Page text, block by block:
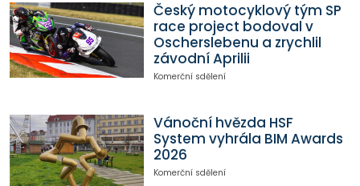
Český motocyklový tým SP
race project bodoval v
Oscherslebenu a zrychlil
závodní Aprilii
Komerční sdělení
Vánoční hvězda HSF
System vyhrála BIM Awards
2026
Komerční sdělení